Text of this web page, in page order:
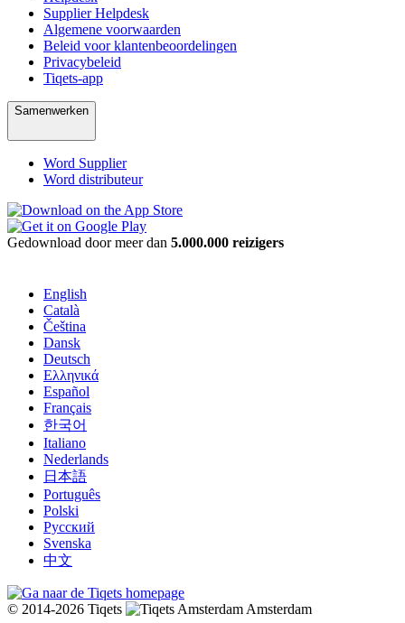
Supplier Helpdesk
Algemene voorwaarden
Beleid voor klantenbeoordelingen
Privacybeleid
Tiqets-app
Samenwerken
Word Supplier
Word distributeur
Gedownload door meer dan 5.000.000 reizigers
English
Català
Čeština
Dansk
Deutsch
Ελληνικά
Español
Français
한국어
Italiano
Nederlands
日本語
Português
Polski
Русский
Svenska
中文
© 2014-2026 Tiqets
Amsterdam